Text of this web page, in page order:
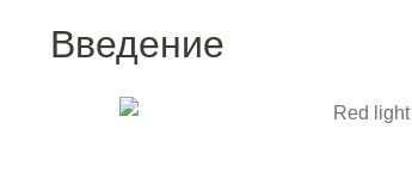
Введение